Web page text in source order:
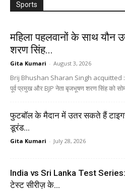
Sports
महिला पहलवानों के साथ यौन
शरण सिंह...
Gita Kumari - August 3, 2026
Brij Bhushan Sharan Singh acquitted
पूर्व प्रमुख और BJP नेता बृजभूषण शरण सिंह को
फुटबॉल के मैदान में उतर सकते हैं
डूरंड...
Gita Kumari - July 28, 2026
India vs Sri Lanka Test
टेस्ट सीरीज़ के...